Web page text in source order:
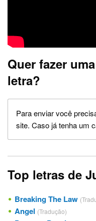
Quer fazer
letra?
Para enviar você
site. Caso já tenha um
Top letras de
Breaking The Law
Angel (Tradução)